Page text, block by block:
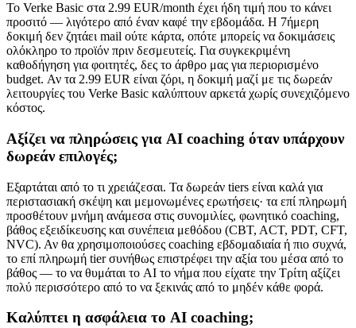
Το Verke Basic στα 2.99 EUR/month έχει ήδη τιμή που το κάνει
προσιτό — λιγότερο από έναν καφέ την εβδομάδα. Η 7ήμερη
δοκιμή δεν ζητάει mail ούτε κάρτα, οπότε μπορείς να δοκιμάσεις
ολόκληρο το προϊόν πριν δεσμευτείς. Για συγκεκριμένη
καθοδήγηση για φοιτητές, δες το άρθρο μας για περιορισμένο
budget. Αν τα 2.99 EUR είναι ζόρι, η δοκιμή μαζί με τις δωρεάν
λειτουργίες του Verke Basic καλύπτουν αρκετά χωρίς συνεχιζόμενο
κόστος.
Αξίζει να πληρώσεις για AI coaching όταν υπάρχουν
δωρεάν επιλογές;
Εξαρτάται από το τι χρειάζεσαι. Τα δωρεάν tiers είναι καλά για
περιστασιακή σκέψη και μεμονωμένες ερωτήσεις· τα επί πληρωμή
προσθέτουν μνήμη ανάμεσα στις συνομιλίες, φωνητικό coaching,
βάθος εξειδίκευσης και συνέπεια μεθόδου (CBT, ACT, PDT, CFT,
NVC). Αν θα χρησιμοποιούσες coaching εβδομαδιαία ή πιο συχνά,
το επί πληρωμή tier συνήθως επιστρέφει την αξία του μέσα από το
βάθος — το να θυμάται το AI το νήμα που είχατε την Τρίτη αξίζει
πολύ περισσότερο από το να ξεκινάς από το μηδέν κάθε φορά.
Καλύπτει η ασφάλεια το AI coaching;